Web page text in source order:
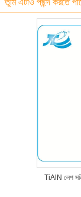
তুমি এটাও পছন্দ করতে
TiAlN লেপ